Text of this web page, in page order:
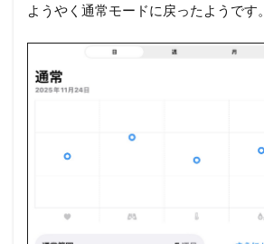
ようやく通常モードに戻ったようです。